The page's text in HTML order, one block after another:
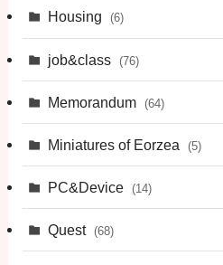
Housing (6)
job&class (76)
Memorandum (64)
Miniatures of Eorzea (5)
PC&Device (14)
Quest (68)